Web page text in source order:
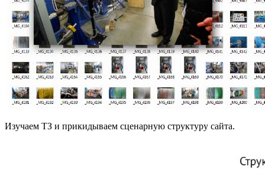
Изучаем ТЗ и прикидываем сценарную структуру сайта.